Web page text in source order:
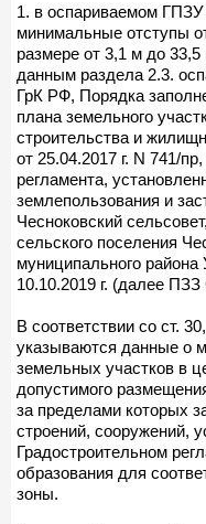
1. в оспариваемом
минимальные отступы
размере от 3,1 м до 33,5
данным раздела 2.3.
ГрК РФ, Порядка
плана земельного
строительства и
от 25.04.2017 г. N 741/
регламента,
землепользования и
Чесноковский
сельского поселения
муниципального
10.10.2019 г. (далее
В соответствии со ст.
указываются данные о
земельных участков в
допустимого
за пределами которых
строений, сооружений,
Градостроительном
образования для
зоны.